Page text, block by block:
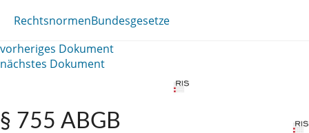
RechtsnormenBundesgesetze
vorheriges Dokument
nächstes Dokument
§ 755 ABGB